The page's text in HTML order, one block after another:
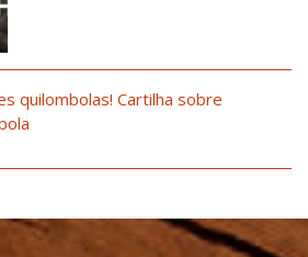
quilombolas! Cartilha sobre